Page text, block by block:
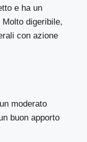
e ha un
digeribile,
con azione
moderato
buon apporto